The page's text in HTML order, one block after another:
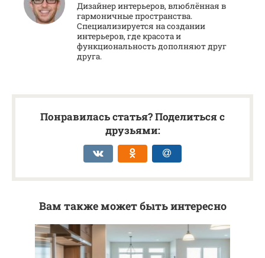
Дизайнер интерьеров, влюблённая в
гармоничные пространства.
Специализируется на создании
интерьеров, где красота и
функциональность дополняют друг
друга.
Понравилась статья? Поделиться с
друзьями:
Вам также может быть интересно